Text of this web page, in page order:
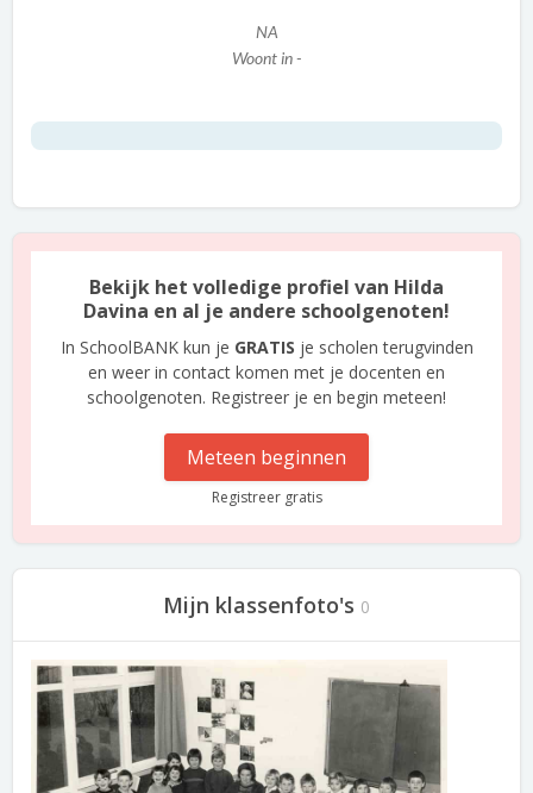
NA
Woont in -
Bekijk het volledige profiel van Hilda
Davina en al je andere schoolgenoten!
In SchoolBANK kun je GRATIS je scholen terugvinden
en weer in contact komen met je docenten en
schoolgenoten. Registreer je en begin meteen!
Meteen beginnen
Registreer gratis
Mijn klassenfoto's 0